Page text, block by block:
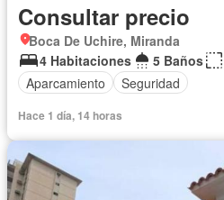
Consultar precio
Boca De Uchire, Miranda
4 Habitaciones
5 Baños
Aparcamiento
Seguridad
Hace 1 día, 14 horas